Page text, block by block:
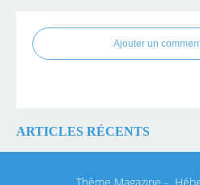
Ajouter un
ARTICLES RÉCENTS
Thème Magazine -